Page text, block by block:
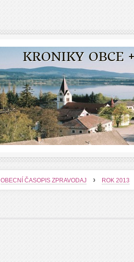
KRONIKY OBCE
OBECNÍ ČASOPIS ZPRAVODAJ › ROK 2013